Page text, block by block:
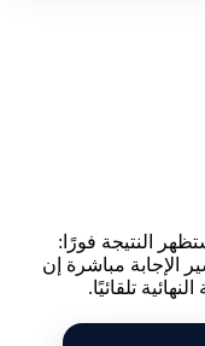
النتيجة فورًا:
الإجابة مباشرة إن
تلقائيًا.